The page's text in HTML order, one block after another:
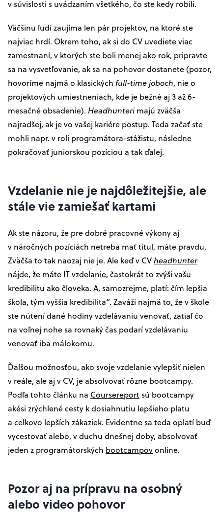
v súvislosti s uvádzaním všetkého, čo ste kedy robili.
Väčšinu ľudí zaujíma len pár projektov, na ktoré ste
najviac hrdí. Okrem toho, ak si do CV uvediete viac
zamestnaní, v ktorých ste boli menej ako rok, pripravte
sa na vysvetľovanie, ak sa na pohovor dostanete (pozor,
hovoríme najmä o klasických full-time joboch, nie o
projektových umiestneniach, kde je bežné aj 3 až 6-
mesačné obsadenie). Headhunteri majú zväčša
najradšej, ak je vo vašej kariére postup. Teda začať ste
mohli napr. v roli programátora-stážistu, následne
pokračovať juniorskou pozíciou a tak ďalej.
Vzdelanie nie je najdôležitejšie, ale
stále vie zamiešať kartami
Ak ste názoru, že pre dobré pracovné výkony aj
v náročných pozíciách netreba mať titul, máte pravdu.
Zväčša to tak naozaj nie je. Ale keď v CVheadhunter
nájde, že máte IT vzdelanie, častokrát to zvýši vašu
kredibilitu ako človeka. A, samozrejme, platí: čím lepšia
škola, tým vyššia kredibilita“. Zaváži najmä to, že v škole
ste nútení dané hodiny vzdelávaniu venovať, zatiaľ čo
na voľnej nohe sa rovnaký čas podarí vzdelávaniu
venovať iba málokomu.
Ďalšou možnosťou, ako svoje vzdelanie vylepšiť nielen
v reále, ale aj v CV, je absolvovať rôzne bootcampy.
Podľa tohto článku na Coursereport sú bootcampy
akési zrýchlené cesty k dosiahnutiu lepšieho platu
a celkovo lepších zákaziek. Evidentne sa teda oplatí buď
vycestovať alebo, v duchu dnešnej doby, absolvovať
jeden z programátorských bootcampovonline.
Pozor aj na prípravu na osobný
alebo video pohovor